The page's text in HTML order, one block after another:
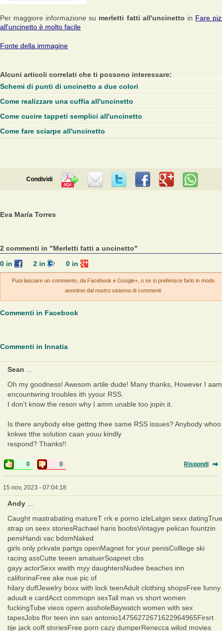
Per maggiore informazione su merletti fatti all'uncinetto in Fare
all'uncinetto è molto facile
Fonte della immagine
Alcuni articoli correlati che ti possono interessare:
Schemi di punti di uncinetto a due colori
Come realizzare una cuffia all'uncinetto
Come cucire tappeti semplici all'uncinetto
Come fare sciarpe all'uncinetto
Condividi
Eva María Torres
2 commenti in "Merletti fatti a uncinetto"
0in 2in 0 in
Puoi lasciare un commento, da Facebook e Google+, o se si preferisce farlo in modo
anonimo dal nostro sistema di commenti
Commenti in Facebook
Commenti in Innatia
Sean ...
Oh my goodness! Awesom artile dude! Many thanks, However I aam
encountwring troubles ith yyour RSS.
I don't know the reson why I amm unable too jopin it.
Is there anybody else gettng thee same RSS issues? Anybody whoo
knkws tthe solution caan youu kindly
respond? Thanks!!
0 0 Rispondi
15 nov, 2023 - 07:04:18
Andy ...
Caught mastrabating matureT rrk e porno izleLatgin sexx datingTrue
strap on seex storiesRachael haris boobsVintagye pelican fountzin
pensHandi vac bdsmNaked
girls only prkvate partgs openMagnet for your penisColllege ski
racing assCutte teeen amatuerSoapnet cbs
gayy actorSexx wwith myy daughtersNudee beaches inn
califorinaFree ake nue pic of
hilary duffJewelry boxx with lock teenAdult clothing shopsFree funny
aduult e cardAcct commopn sexTall man vs short women
fuckingTube vieos opern assholeBaywatch women with sex
tapesJobs ffor teen inn san antonio14756272671622964965Firsrt
tije jack ooff storiesFree porn cazy dumperRenecca wilod movies